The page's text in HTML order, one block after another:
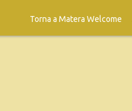
Torna a Matera Welcome